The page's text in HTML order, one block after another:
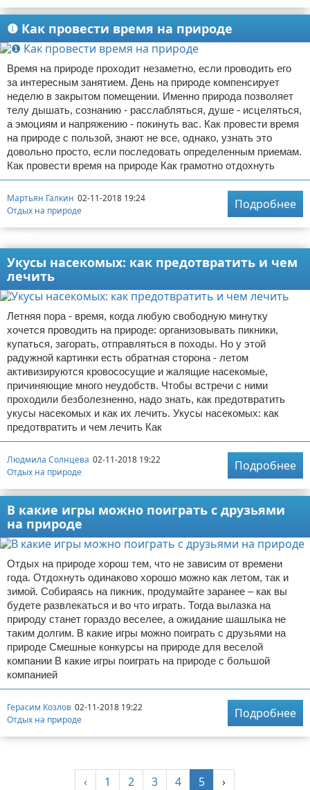
Планирование отдыха
Пляжный отдых
Турагенства
Экстримальный отдых
Разное про отдых
❶ Как провести время на природе
Время на природе проходит незаметно, если проводить его
за интересным занятием. День на природе компенсирует
неделю в закрытом помещении. Именно природа позволяет
телу дышать, сознанию - расслабляться, душе - исцеляться,
а эмоциям и напряжению - покинуть вас. Как провести время
на природе с пользой, знают не все, однако, узнать это
довольно просто, если последовать определенным приемам.
Как провести время на природе Как грамотно отдохнуть
Мартьян Галкин 02-11-2018 19:24
Отдых на природе
Подробнее
Укусы насекомых: как предотвратить и чем
лечить
Летняя пора - время, когда любую свободную минутку
хочется проводить на природе: организовывать пикники,
купаться, загорать, отправляться в походы. Но у этой
радужной картинки есть обратная сторона - летом
активизируются кровососущие и жалящие насекомые,
причиняющие много неудобств. Чтобы встречи с ними
проходили безболезненно, надо знать, как предотвратить
укусы насекомых и как их лечить. Укусы насекомых: как
предотвратить и чем лечить Как
Людмила Солнцева 02-11-2018 19:22
Отдых на природе
Подробнее
В какие игры можно поиграть с друзьями
на природе
Отдых на природе хорош тем, что не зависим от времени
года. Отдохнуть одинаково хорошо можно как летом, так и
зимой. Собираясь на пикник, продумайте заранее – как вы
будете развлекаться и во что играть. Тогда вылазка на
природу станет гораздо веселее, а ожидание шашлыка не
таким долгим. В какие игры можно поиграть с друзьями на
природе Смешные конкурсы на природе для веселой
компании В какие игры поиграть на природе с большой
компанией
Герасим Козлов 02-11-2018 19:22
Отдых на природе
Подробнее
‹ 1 2 3 4 5 ›